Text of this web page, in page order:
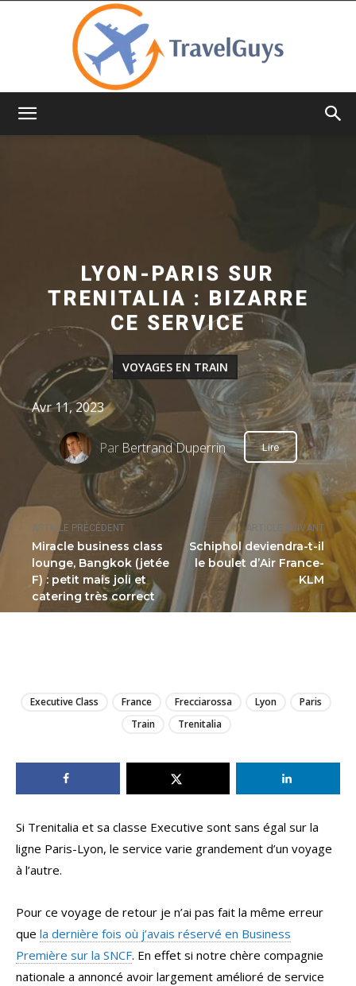
ARTICLE PRÉCÉDENT
Miracle business class
lounge, Bangkok (jetée
F) : petit mais joli et
catering très correct
ARTICLE SUIVANT
Schiphol deviendra-t-il
le boulet d’Air France-
KLM
LYON-PARIS SUR
TRENITALIA : BIZARRE
CE SERVICE
VOYAGES EN TRAIN
Avr 11, 2023
Par Bertrand Duperrin Lire
Executive Class France Frecciarossa Lyon
Paris
Train
Trenitalia
Si Trenitalia et sa classe Executive sont sans égal sur la
ligne Paris-Lyon, le service varie grandement d’un voyage
à l’autre.
Pour ce voyage de retour je n’ai pas fait la même erreur
que la dernière fois où j’avais réservé en Business
Première sur la SNCF. En effet si notre chère compagnie
nationale a annoncé avoir largement amélioré de service